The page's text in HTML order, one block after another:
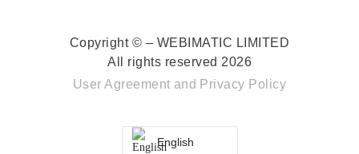
Copyright © – WEBIMATIC LIMITED
All rights reserved 2026
User Agreement and Privacy Policy
English